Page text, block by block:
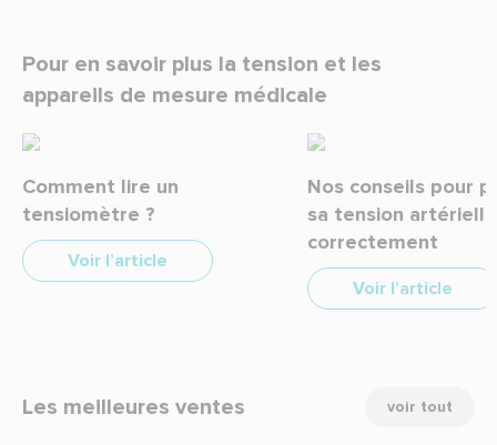
Pour en savoir plus la tension et les
appareils de mesure médicale
Comment lire un
tensiomètre ?
Voir l’article
Nos conseils pour
sa tension artérielle
correctement
Voir l’article
Les meilleures ventes voir tout